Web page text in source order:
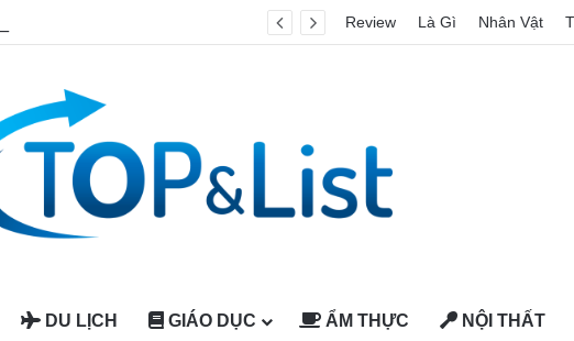
quốc tế được công nhận tại Việt Nam Review Là Gì Nhân Vật
DU LỊCH GIÁO DỤC ẨM THỰC NỘI THẤT